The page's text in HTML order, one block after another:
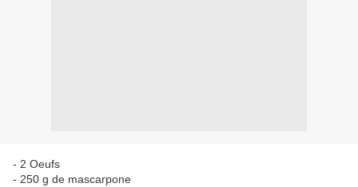
- 2 Oeufs
- 250 g de mascarpone